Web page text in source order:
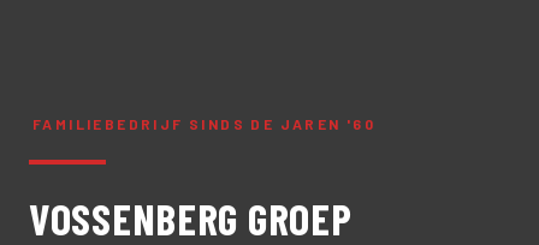
FAMILIEBEDRIJF SINDS DE JAREN '60
VOSSENBERG GROEP